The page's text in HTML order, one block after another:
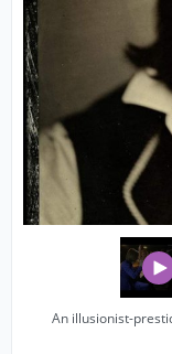
An illusionist-